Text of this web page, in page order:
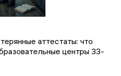
аттестаты: что
центры 33-